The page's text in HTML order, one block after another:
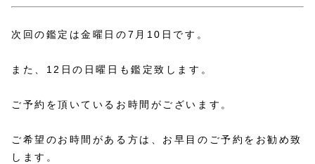
次回の鑑定は金曜日の7月10日です。
また、12日の日曜日も鑑定致します。
ご予約を頂いているお時間がございます。
ご希望のお時間がある方は、お早目のご予約をお勧め致
します。